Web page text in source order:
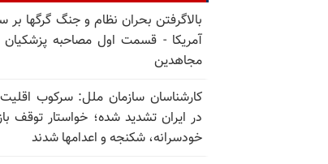
بالا‌گرفتن بحران نظام و جنگ گرگها بر
آمریکا - قسمت اول مصاحبه
مجاهدین
کارشناسان سازمان ملل: سرکوب
در ایران تشدید شده؛ خواستار توقف
خودسرانه، شکنجه و اعدامها شدند